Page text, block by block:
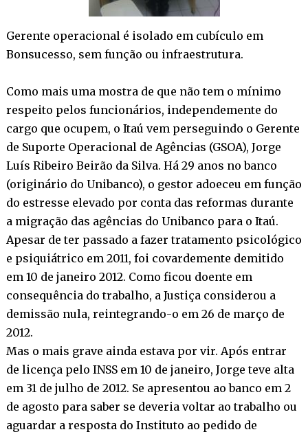
Gerente operacional é isolado em cubículo em
Bonsucesso, sem função ou infraestrutura.
Como mais uma mostra de que não tem o mínimo
respeito pelos funcionários, independemente do
cargo que ocupem, o Itaú vem perseguindo o Gerente
de Suporte Operacional de Agências (GSOA), Jorge
Luís Ribeiro Beirão da Silva. Há 29 anos no banco
(originário do Unibanco), o gestor adoeceu em função
do estresse elevado por conta das reformas durante
a migração das agências do Unibanco para o Itaú.
Apesar de ter passado a fazer tratamento psicológico
e psiquiátrico em 2011, foi covardemente demitido
em 10 de janeiro 2012. Como ficou doente em
consequência do trabalho, a Justiça considerou a
demissão nula, reintegrando-o em 26 de março de
2012.
Mas o mais grave ainda estava por vir. Após entrar
de licença pelo INSS em 10 de janeiro, Jorge teve alta
em 31 de julho de 2012. Se apresentou ao banco em 2
de agosto para saber se deveria voltar ao trabalho ou
aguardar a resposta do Instituto ao pedido de